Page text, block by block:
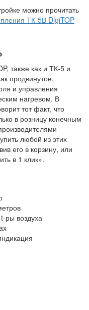
можно прочитать
ТК-5В DigiTOP
также как и ТК-5 и
продвинутое,
и управления
нагревом. В
тот факт, что
в розницу конечным
любой из этих
его в корзину, или
в 1 клик».
ры воздуха